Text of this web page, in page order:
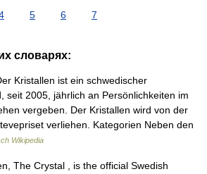
5 6 7
словарях:
Kristallen ist ein schwedischer
seit 2005, jährlich an Persönlichkeiten im
vergeben. Der Kristallen wird von der
verliehen. Kategorien Neben den
Wikipedia
The Crystal , is the official Swedish